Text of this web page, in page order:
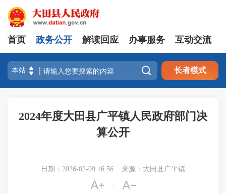
首页 政务公开 解读回应 办事服务 互动交流
 长者模式
2024年度大田县广平镇人民政府部门决
算公开
日期：2026-02-09 16:56 来源：大田县广平镇
 